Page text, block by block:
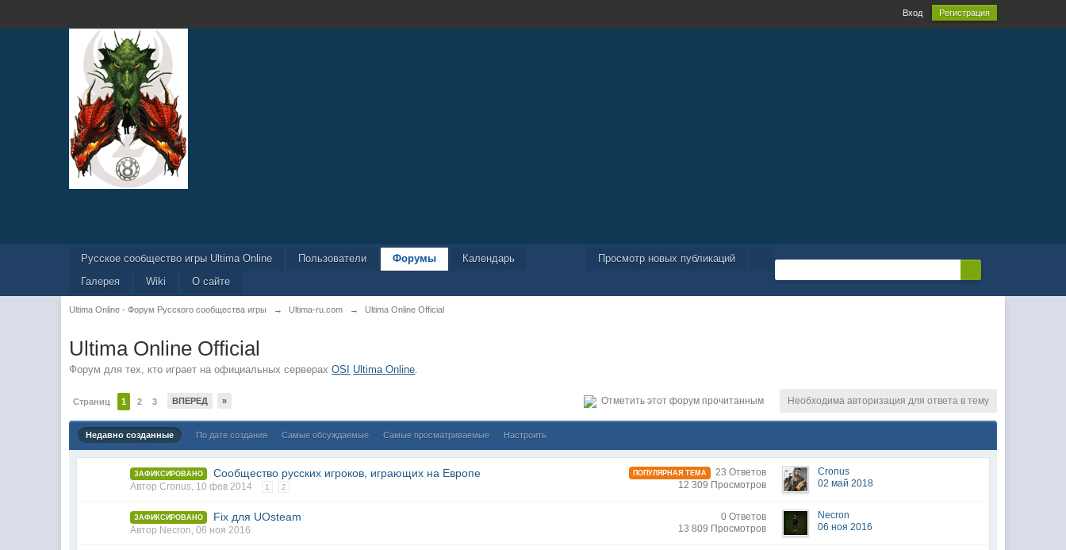
Вход Регистрация
Просмотр новых публикаций
Русское сообщество игры Ultima Online Пользователи Форумы
Календарь
Галерея
Wiki О сайте
Ultima Online - Форум Русского сообщества игры → Ultima-ru.com → Ultima Online Official
Ultima Online Official
Форум для тех, кто играет на официальных серверахOSI Ultima Online.
Страниц 1 2 3 ВПЕРЕД » Необходима авторизация для ответа в тему
Отметить этот форум прочитанным
Недавно созданные По дате создания Самые обсуждаемые Самые просматриваемые Настроить
ЗАФИКСИРОВАНО Сообщество русских игроков, играющих на Европе
АвторCronus, 10 фев 2014 1 2
ПОПУЛЯРНАЯ ТЕМА
23 Ответов
12 309 Просмотров
Cronus
02 май 2018
ЗАФИКСИРОВАНО Fix для UOsteam
Автор Necron,06 ноя 2016
0 Ответов
13 809 Просмотров
Necron
06 ноя 2016